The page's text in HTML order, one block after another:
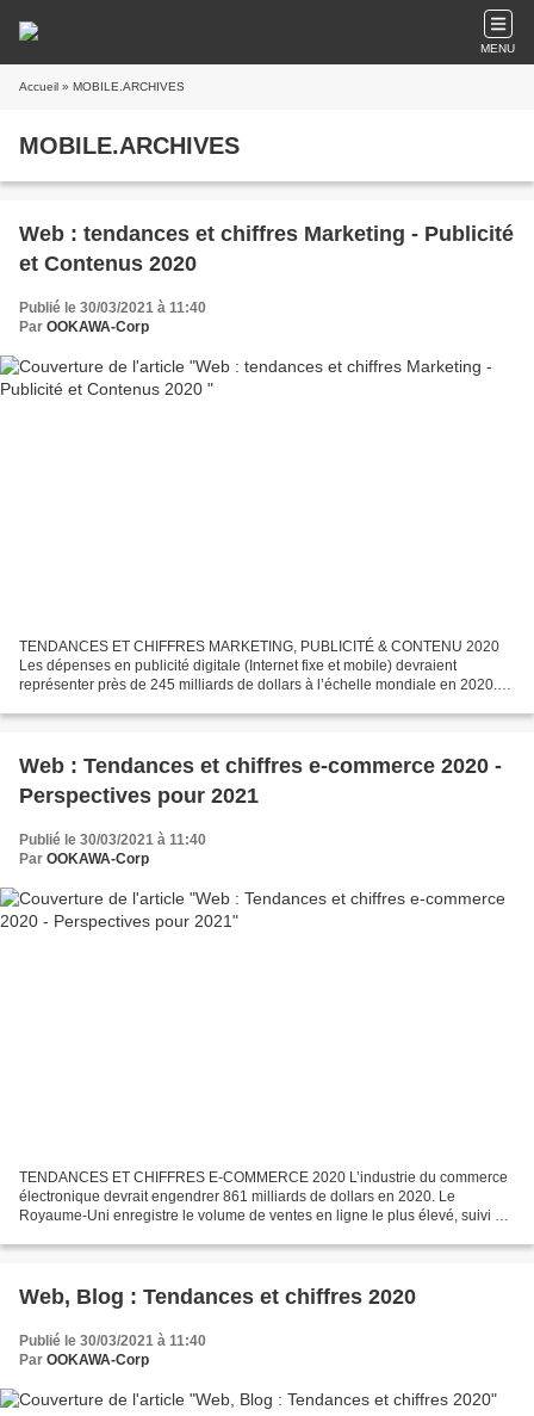
MENU
Accueil » MOBILE.ARCHIVES
MOBILE.ARCHIVES
Web : tendances et chiffres Marketing - Publicité
et Contenus 2020
Publié le 30/03/2021 à 11:40
Par OOKAWA-Corp
TENDANCES ET CHIFFRES MARKETING, PUBLICITÉ & CONTENU 2020
Les dépenses en publicité digitale (Internet fixe et mobile) devraient
représenter près de 245 milliards de dollars à l’échelle mondiale en 2020.
Web : Tendances et chiffres e-commerce 2020 -
Perspectives pour 2021
Publié le 30/03/2021 à 11:40
Par OOKAWA-Corp
TENDANCES ET CHIFFRES E-COMMERCE 2020 L’industrie du commerce
électronique devrait engendrer 861 milliards de dollars en 2020. Le
Royaume-Uni enregistre le volume de ventes en ligne le plus élevé, suivi de
Web, Blog : Tendances et chiffres 2020
Publié le 30/03/2021 à 11:40
Par OOKAWA-Corp